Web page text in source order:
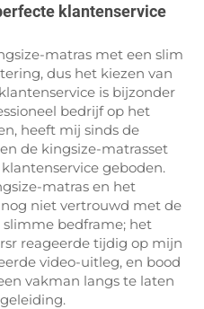
klantenservice
matras met een slim
dus het kiezen van
is bijzonder
bedrijf op het
heeft mij sinds de
de kingsize-matrasset
geboden.
matras en het
niet vertrouwd met de
bedframe; het
reageerde tijdig op mijn
video-uitleg, en bood
vakman langs te laten